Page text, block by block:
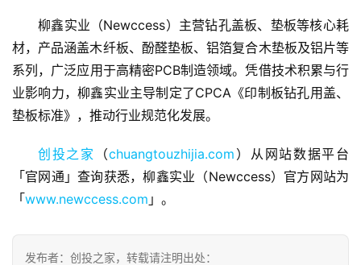
页
融
资
报
商
业
柳鑫实业（Newccess）主营钻孔盖板、垫板等核心耗
材，产品涵盖木纤板、酚醛垫板、铝箔复合木垫板及铝片等
系列，广泛应用于高精密PCB制造领域。凭借技术积累与行
业影响力，柳鑫实业主导制定了CPCA《印制板钻孔用盖、
垫板标准》，推动行业规范化发展。
创投之家 （chuangtouzhijia.com ）从网站数据平台
「官网通」查询获悉，柳鑫实业（Newccess）官方网站为
「www.newccess.com 」。
发布者：创投之家，转载请注明出处：